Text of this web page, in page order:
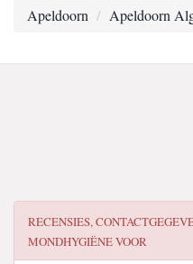
Apeldoorn Apeldoorn
RECENSIES,
MONDHYGIËNE VOOR